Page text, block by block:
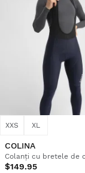
XXS XL
COLINA
$149.95